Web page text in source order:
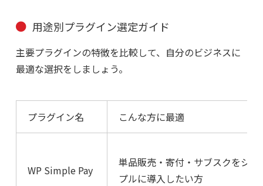
用途別プラグイン選定ガイド
主要プラグインの特徴を比較して、自分のビジネスに
最適な選択をしましょう。
プラグイン名 こんな方に最適
WP Simple Pay
単品販売・寄付・サブスクをシン
プルに導入したい方